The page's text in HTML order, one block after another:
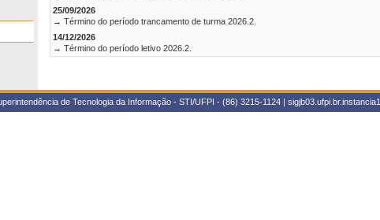
25/09/2026
→ Término do período trancamento de turma 2026.2.
14/12/2026
→ Término do período letivo 2026.2.
de Tecnologia da Informação - STI/UFPI - (86) 3215-1124 | sigjb03.ufpi.br.instancia1